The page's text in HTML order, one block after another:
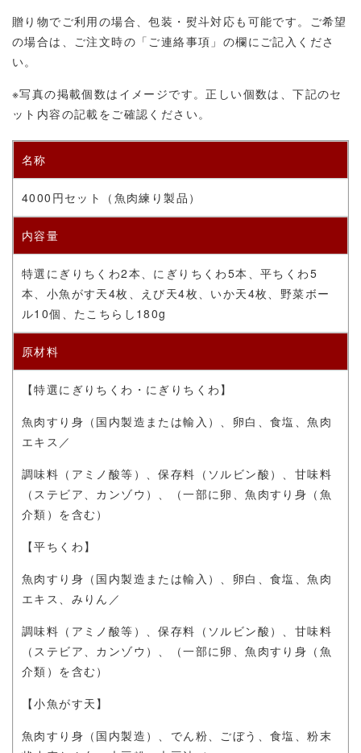
贈り物でご利用の場合、包装・熨斗対応も可能です。ご希望
の場合は、ご注文時の「ご連絡事項」の欄にご記入くださ
い。
※写真の掲載個数はイメージです。正しい個数は、下記のセ
ット内容の記載をご確認ください。
名称
4000円セット （ 魚肉練り製品）
内容量
特選にぎりちくわ2本、にぎりちくわ5本、平ちくわ5
本、小魚がす天4枚、えび天4枚、いか天4枚、野菜ボー
ル10個、たこちらし180g
原材料
【特選にぎりちくわ・にぎりちくわ】
魚肉すり身（国内製造または輸入）、卵白、食塩、魚肉
エキス／
調味料（アミノ酸等）、保存料（ソルビン酸）、甘味料
（ステビア、カンゾウ）、（一部に卵、魚肉すり身（魚
介類）を含む）
【平ちくわ】
魚肉すり身（国内製造または輸入）、卵白、食塩、魚肉
エキス、みりん／
調味料（アミノ酸等）、保存料（ソルビン酸）、甘味料
（ステビア、カンゾウ）、（一部に卵、魚肉すり身（魚
介類）を含む）
【小魚がす天】
魚肉すり身（国内製造）、でん粉、ごぼう、食塩、粉末